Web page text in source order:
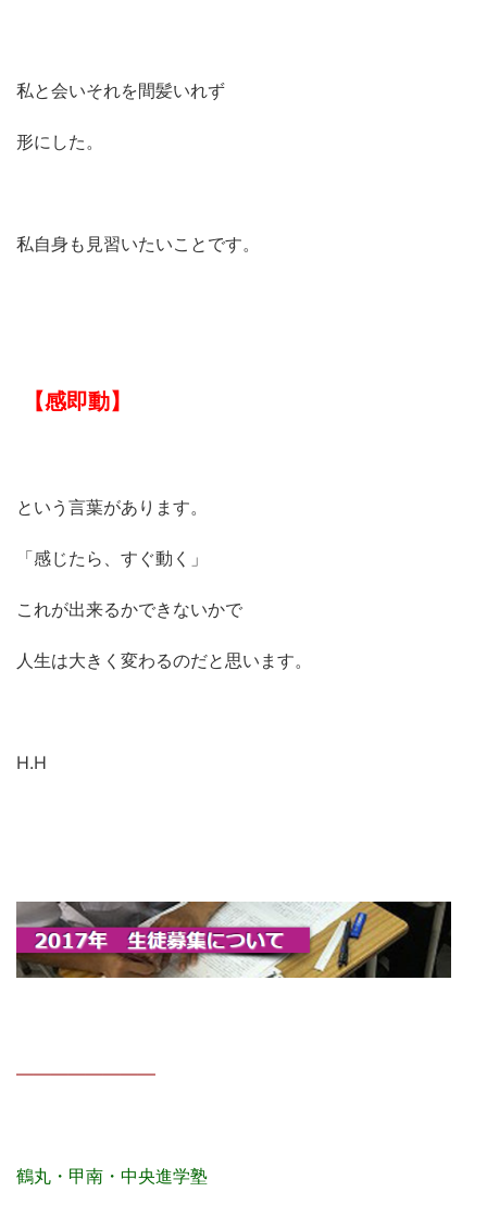
私と会いそれを間髪いれず
形にした。
私自身も見習いたいことです。
【感即動】
という言葉があります。
「感じたら、すぐ動く」
これが出来るかできないかで
人生は大きく変わるのだと思います。
H.H
————————
鶴丸・甲南・中央進学塾